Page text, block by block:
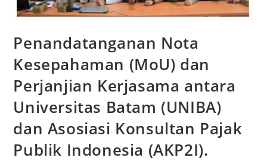
Penandatanganan Nota
Kesepahaman (MoU) dan
Perjanjian Kerjasama antara
Universitas Batam (UNIBA)
dan Asosiasi Konsultan Pajak
Publik Indonesia (AKP2I).